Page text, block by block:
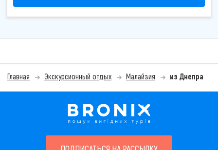
Главная Экскурсионный отдых Малайзия из Днепра